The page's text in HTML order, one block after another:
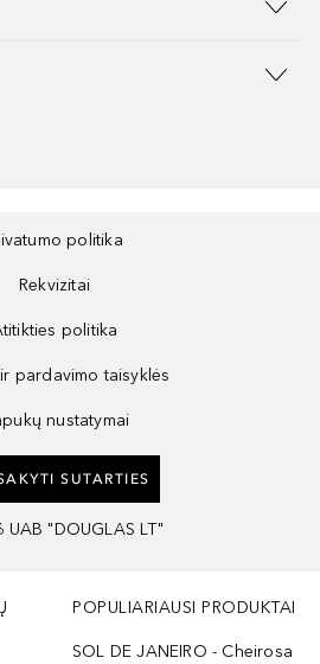
politika
Rekvizitai
politika
pardavimo taisyklės
nustatymai
SUTARTIES
UAB "DOUGLAS LT"
POPULIARIAUSI PRODUKTAI
SOL DE JANEIRO - Cheirosa